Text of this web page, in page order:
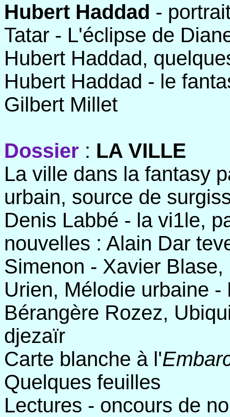
Hubert Haddad -
Tatar - L'éclipse de
Hubert Haddad,
Hubert Haddad - le
Gilbert Millet
Dossier : LA VILLE
La ville dans la fantasy
urbain, source de
Denis Labbé - la vi1le,
nouvelles : Alain Dar
Simenon - Xavier
Urien, Mélodie urbaine
Bérangère Rozez,
djezaïr
Carte blanche à l'
Quelques feuilles
Lectures - oncours de